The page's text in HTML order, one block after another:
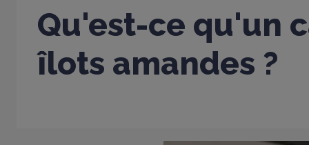
Qu'est-ce qu'un
îlots amandes ?